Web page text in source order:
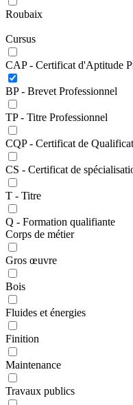
Roubaix
Cursus
CAP - Certificat d'Aptitude
BP - Brevet Professionnel
TP - Titre Professionnel
CQP - Certificat de
CS - Certificat de
T - Titre
Q - Formation qualifiante
Corps de métier
Gros œuvre
Bois
Fluides et énergies
Finition
Maintenance
Travaux publics